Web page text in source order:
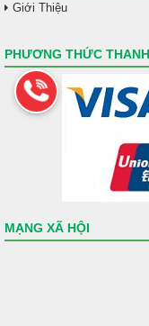
Giới Thiệu
PHƯƠNG THỨC
MẠNG XÃ HỘI